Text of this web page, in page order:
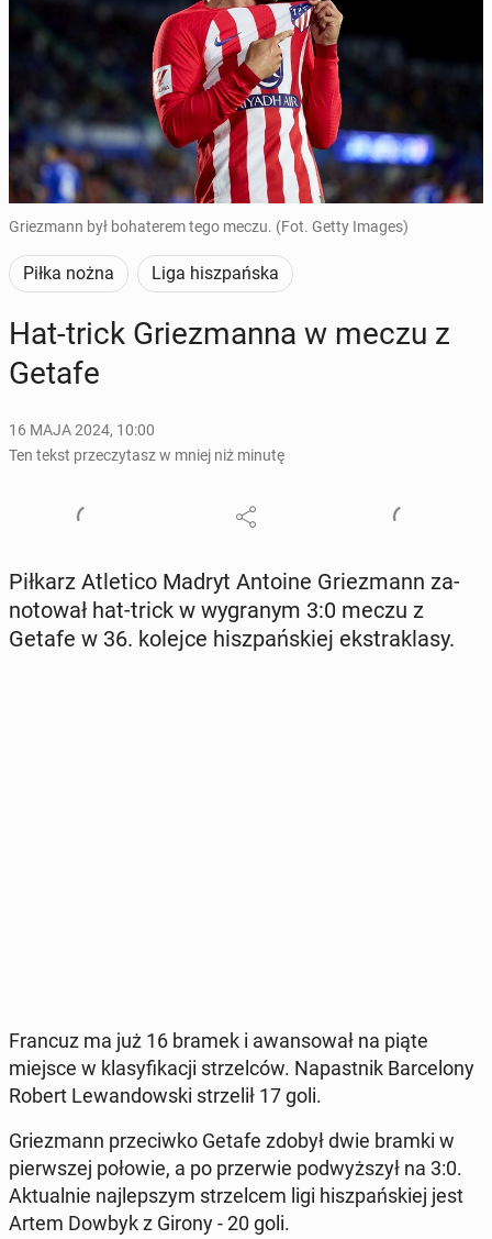
Griezmann był bohaterem tego meczu. (Fot. Getty Images)
Piłka nożna Liga hiszpańska
Hat-trick Grie­zman­na w meczu z
Getafe
16 MAJA 2024, 10:00
Ten tekst przeczytasz w mniej niż minutę
Piłkarz Atle­ti­co Madryt Antoine Grie­zmann za­
no­to­wał hat-trick w wy­gra­nym 3:0 meczu z
Getafe w 36. kolejce hisz­pań­skiej eks­tra­kla­sy.
Francuz ma już 16 bramek i awan­so­wał na piąte
miejsce w kla­sy­fi­ka­cji strzel­ców. Na­past­nik Bar­ce­lo­ny
Robert Le­wan­dow­ski strze­lił 17 goli.
Grie­zmann prze­ciw­ko Getafe zdobył dwie bramki w
pierw­szej połowie, a po prze­rwie pod­wyż­szył na 3:0.
Ak­tu­al­nie naj­lep­szym strzel­cem ligi hisz­pań­skiej jest
Artem Dowbyk z Girony - 20 goli.